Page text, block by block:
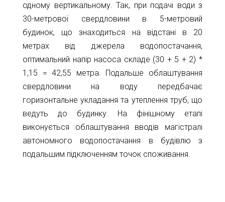
одному вертикальному. Так, при подачі води з
30-метрової свердловини в 5-метровий
будинок, що знаходиться на відстані в 20
метрах від джерела водопостачання,
оптимальний напір насоса складе (30 + 5 + 2) *
1,15 = 42,55 метра. Подальше облаштування
свердловини на воду передбачає
горизонтальне укладання та утеплення труб, що
ведуть до будинку. На фінішному етапі
виконується облаштування вводів магістралі
автономного водопостачання в будівлю з
подальшим підключенням точок споживання.